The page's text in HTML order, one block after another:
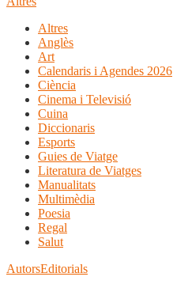
Altres
Anglès
Art
Calendaris i Agendes 2026
Ciència
Cinema i Televisió
Cuina
Diccionaris
Esports
Guies de Viatge
Literatura de Viatges
Manualitats
Multimèdia
Poesia
Regal
Salut
AutorsEditorials